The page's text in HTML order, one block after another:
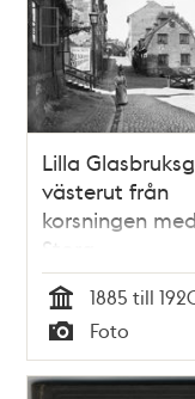
Lilla
västerut från
korsningen med
Stora
(t.h.). Tv. går
till Katarina
Kyrkobacke
Tid
1885 till
Typ
Foto